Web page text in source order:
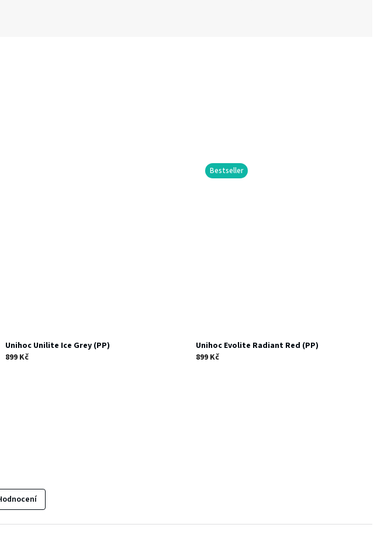
Unihoc Unilite Ice Grey (PP)
899 Kč
Bestseller
Unihoc Evolite Radiant Red (PP)
899 Kč